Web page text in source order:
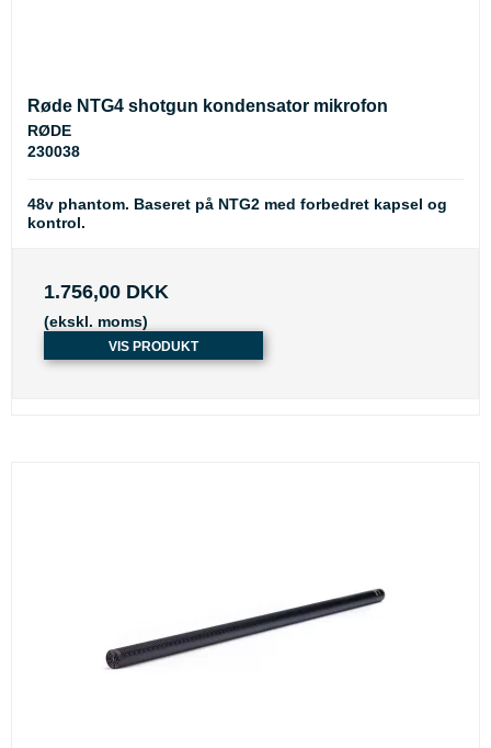
Røde NTG4 shotgun kondensator mikrofon
RØDE
230038
48v phantom. Baseret på NTG2 med forbedret kapsel og
kontrol.
1.756,00 DKK
(ekskl. moms)
VIS PRODUKT